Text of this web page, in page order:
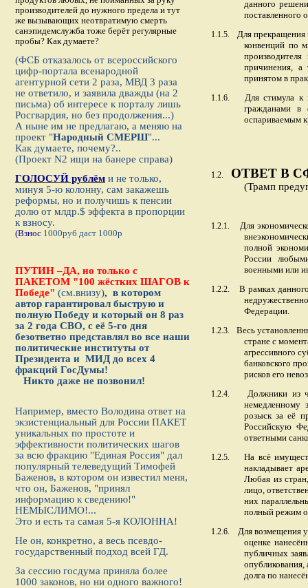
производителей до нужного предела и тут
же вызывающих неотвратимую смерть
санэпидемслужба тоже берёт регулярные
пробы? Как думаете?
(ФСБ отказалось от всероссийского
цифр-портала всенародной
агентурной сети 2 раза, МВД 3 раза
не ответило, и заявила дважды (на 2
письма) об интересе к порталу лишь
Росгвардия, но без продолжения...)
А ныне им не предлагаю, а меняю на
проект "Народный СМЕРШ"...
Как думаете, почему?..
(Проект N2 ищи на банере справа)
ГОЛОСУЙ рублём и не только,
минуя 5-ю колонну, сам закажешь
реформы, но и получишь к пенсии
долю от млдр.$ эффекта в пропорции
к взносу.
(Взнос 1000руб даст 1000р
ПУТИН –ДА, но только с
ПАКЕТОМ "100 жёстких ШАГОВ к
Победе" (см.внизу), в котором
автор гарантировал быструю и
полную Победу и который он 8 раз
за 2 года СВО, с её 5-го дня
безответно представлял во все наши
политические институты от
Президента и МИД до всех 4
фракций ГосДумы!
Никто даже не позвонил!
Например, вместо Володина ответ на
экзистенциальный для России ПАКЕТ
уникальных по простоте и
эффективности политических шагов
за всю фракцию "Единая Россия" дал
популярный телеведущий Тимофей
Баженов, в котором он известил меня,
что он, Баженов, "принял
информацию к сведению!"
НЕМЫСЛИМО!...
Это и есть та самая 5-я КОЛОННА!
Не он, конкретно, а весь псевдо-
государственный подход всей ГД.
За сессию госдума приняла более
1000 законов, но ни одного важного!
данного
поставленного
1.1.5.
Для
конвенций по
причинения, а
принятом в
1.1.6.
Для стимула к
гражданами в
оспариваемым
1.2. ОТВЕТ В
(Трамп
1.2.1.
Для
полной
России
военными или
1.2.2.
В рамках
Федерации.
1.2.3.
Весь
стране с
агрессивного
банковского
рисков его
1.2.4.
Должники из
немедленному
розыск за её
Российскую
ответными
1.2.5.
На всё
накладывает
Любая из
лицо,
них
полный режим
1.2.6.
Для возмещения
оценке
публичных
долга по